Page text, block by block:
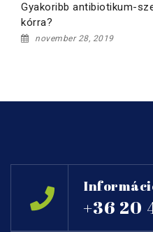
Gyakoribb antibiotikum-
kórra?
november 28, 2019
+36 20